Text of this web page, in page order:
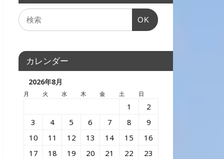
OK
カレンダー
2026年8月
月 火 水 木 金 土 日
1
2
3
4 5 6 7 8
9
10
11 12 13 14 15
16
17
18 19 20 21 22
23